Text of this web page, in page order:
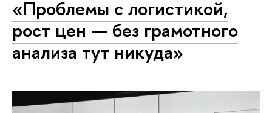
«Проблемы с логистикой,
рост цен — без грамотного
анализа тут никуда»